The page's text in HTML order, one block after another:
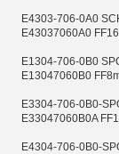
E4303-706-0A0
E43037060A0
E1304-706-0B0
E13047060B0
E3304-706-0B0-
E33047060B0A
E4304-706-0B0-